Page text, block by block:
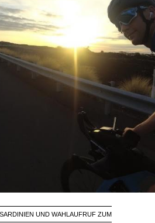
UND WAHLAUFRUF ZUM